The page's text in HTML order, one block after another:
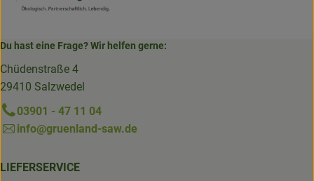
Du hast eine Frage? Wir helfen gerne:
Chüdenstraße 4
29410 Salzwedel
03901 - 47 11 04
info@gruenland-saw.de
LIEFERSERVICE